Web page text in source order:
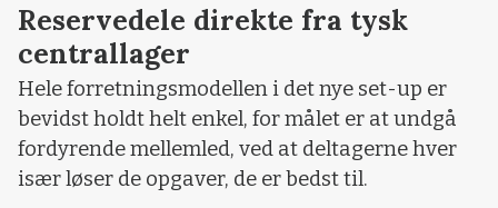
Reservedele direkte fra tysk
centrallager
Hele forretningsmodellen i det nye set-up er
bevidst holdt helt enkel, for målet er at undgå
fordyrende mellemled, ved at deltagerne hver
især løser de opgaver, de er bedst til.